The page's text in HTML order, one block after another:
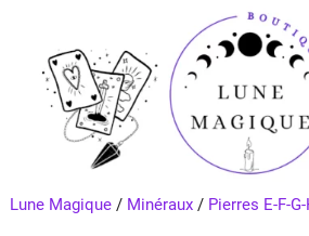
content
Lune Magique/ Minéraux/ Pierres E-F-G-